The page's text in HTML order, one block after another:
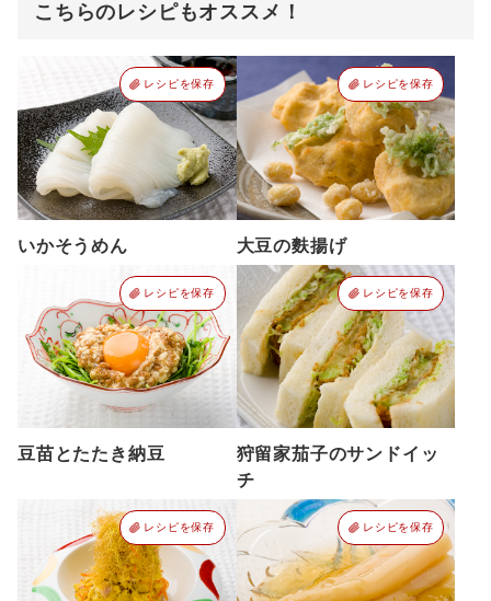
こちらのレシピもオススメ！
レシピを保存
いかそうめん
レシピを保存
大豆の麩揚げ
レシピを保存
豆苗とたたき納豆
レシピを保存
狩留家茄子のサンドイッ
チ
レシピを保存 レシピを保存